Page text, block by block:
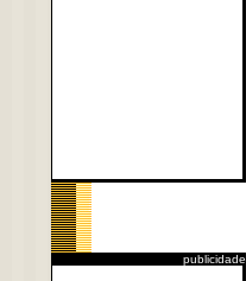
publicidade